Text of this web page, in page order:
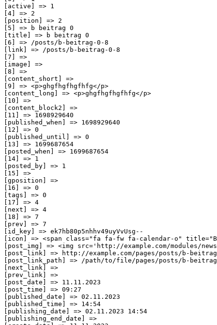
[active] => 1
[4] => 2
[position] => 2
[5] => b beitrag 0
[title] => b beitrag 0
[6] => /posts/b-beitrag-0-8
[link] => /posts/b-beitrag-0-8
[7] =>
[image] =>
[8] =>
[content_short] =>
[9] => <p>ghgfhgfhgfhfg</p>
[content_long] => <p>ghgfhgfhgfhfg</p>
[10] =>
[content_block2] =>
[11] => 1698929640
[published_when] => 1698929640
[12] => 0
[published_until] => 0
[13] => 1699687654
[posted_when] => 1699687654
[14] => 1
[posted_by] => 1
[15] =>
[gposition] =>
[16] => 0
[tags] => 0
[17] => 4
[next] => 4
[18] => 7
[prev] => 7
[id_key] => ek7hb80p5nhhv49uyVvUsg--
[icon] => <span class="fa fa-fw fa-calendar-o"
[post_img] => <img src='http://example.com/modules/
[post_link] => http://example.com/pages/posts/b-
[post_link_path] => /path/to/file/pages/posts/b-
[next_link] =>
[prev_link] =>
[post_date] => 11.11.2023
[post_time] => 09:27
[published_date] => 02.11.2023
[published_time] => 14:54
[publishing_date] => 02.11.2023 14:54
[publishing_end_date] =>